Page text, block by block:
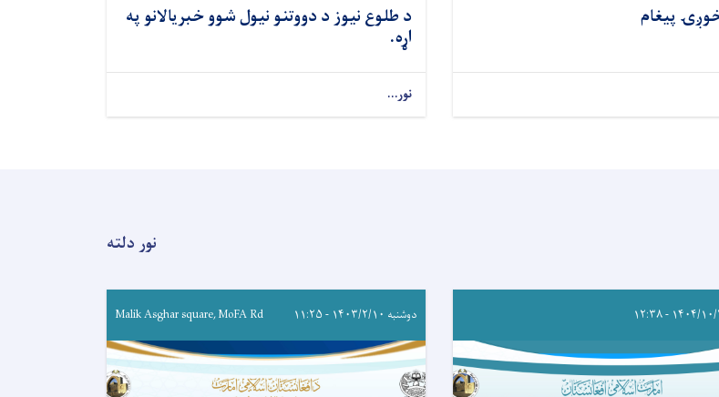
پيغام د طلوع نیوز د دووتنو نیول شوو خبریالانو په
اړه.
نور...
نور دلته
دوشنبه ۱۴۰۳/۲/۱۰ - ۱۱:۲۵ Malik Asghar square, MoFA Rd